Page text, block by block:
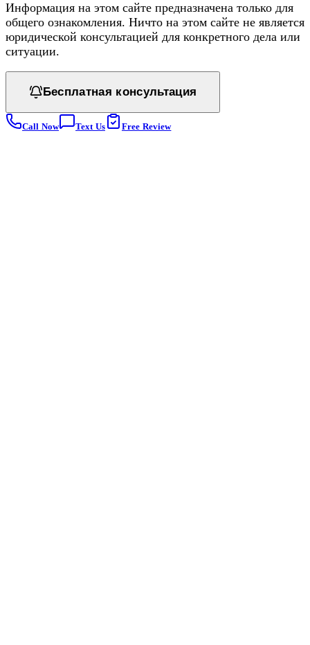
Информация на этом сайте предназначена только для
общего ознакомления. Ничто на этом сайте не является
юридической консультацией для конкретного дела или
ситуации.
Бесплатная консультация
Call Now Text Us Free Review